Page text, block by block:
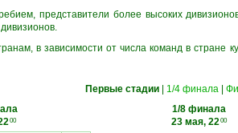
представители более высоких
в зависимости от числа команд в стране
Первые стадии 1/4 финала
00
1/8 финала
23 мая, 2200